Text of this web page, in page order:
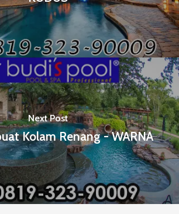
Next Post
Kolam Renang - WARNA